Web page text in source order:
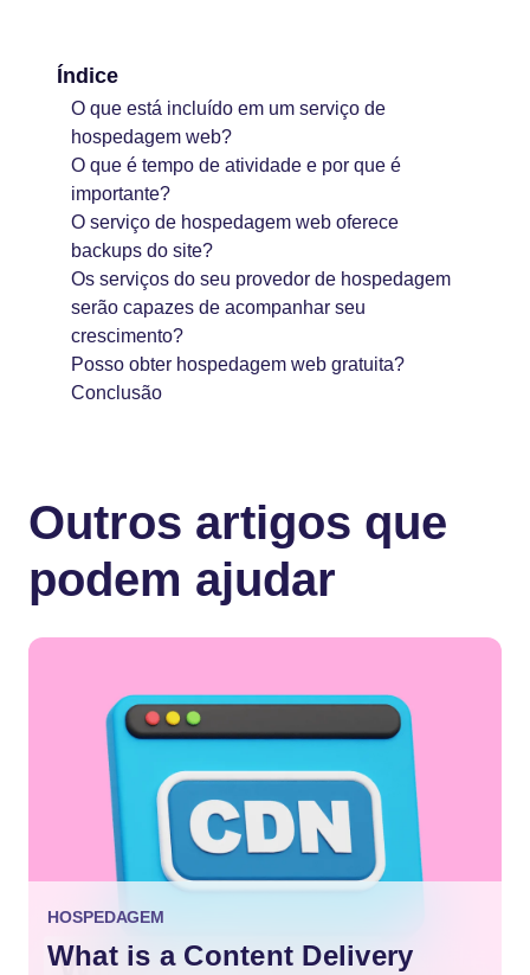
Índice
O que está incluído em um serviço de
hospedagem web?
O que é tempo de atividade e por que é
importante?
O serviço de hospedagem web oferece
backups do site?
Os serviços do seu provedor de hospedagem
serão capazes de acompanhar seu
crescimento?
Posso obter hospedagem web gratuita?
Conclusão
Outros artigos que
podem ajudar
HOSPEDAGEM
What is a Content Delivery